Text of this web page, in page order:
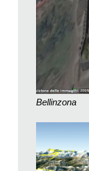
Brotton ha
siano neutre
una proposta di
mondo, e ogni
preoccupazioni
In questa
delle applicazioni
scrive: «a
disuguaglianze
Bellinzona